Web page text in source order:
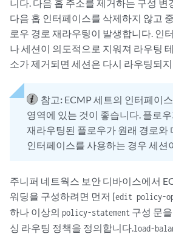
니다. 다음 홉 주소를 제거하는 구성
다음 홉 인터페이스를 삭제하지 않고
로우 경로 재라우팅이 발생합니다. 인
나 세션이 의도적으로 지워져 라우팅
소가 제거되면 세션은 다시 라우팅되
참고: ECMP 세트의 인터페이
영역에 있는 것이 좋습니다. 플로
재라우팅된 플로우가 원래 경로와
인터페이스를 사용하는 경우 세션
주니퍼 네트웍스 보안 디바이스에서
워딩을 구성하려면 먼저 [edit policy-
하나 이상의 policy-statement 구성 문
싱 라우팅 정책을 정의합니다.load-